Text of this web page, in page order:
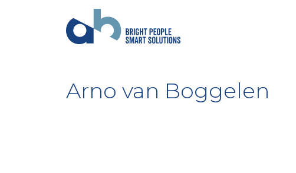
Arno van Boggelen